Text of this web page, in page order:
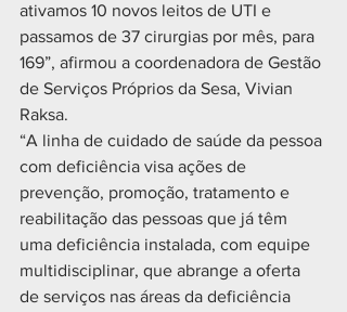
ativamos 10 novos leitos de UTI e
passamos de 37 cirurgias por mês, para
169”, afirmou a coordenadora de Gestão
de Serviços Próprios da Sesa, Vivian
Raksa.
“A linha de cuidado de saúde da pessoa
com deficiência visa ações de
prevenção, promoção, tratamento e
reabilitação das pessoas que já têm
uma deficiência instalada, com equipe
multidisciplinar, que abrange a oferta
de serviços nas áreas da deficiência